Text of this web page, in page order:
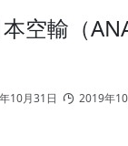
空輸（
10月31日 2019年